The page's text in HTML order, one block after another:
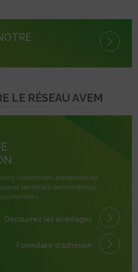
LE RÉSEAU AVEM
collectivités, entreprises ou
et bénéficiez des nombreux
membres.
Découvrez les avantages
Formulaire d'adhésion